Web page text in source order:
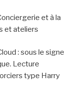
et à la
et ateliers
: sous le signe
Lecture
type Harry